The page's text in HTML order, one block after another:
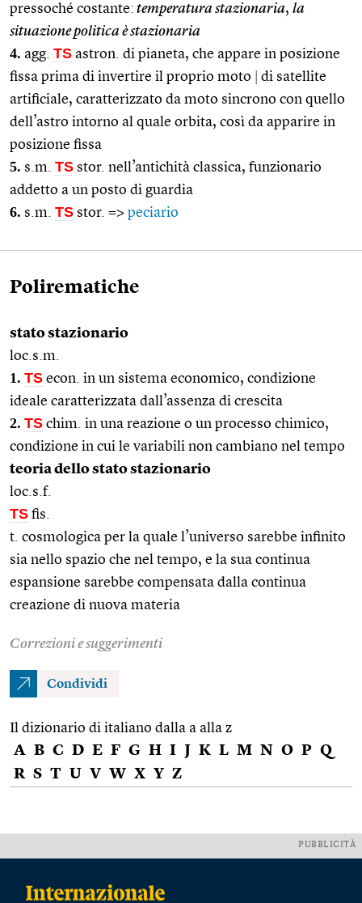
pressoché costante: temperatura stazionaria, la
situazione politica è stazionaria
4. agg. TS astron. di pianeta, che appare in posizione
fissa prima di invertire il proprio moto
di satellite
artificiale, caratterizzato da moto sincrono con quello
dell’astro intorno al quale orbita, così da apparire in
posizione fissa
5. s.m. TS stor. nell’antichità classica, funzionario
addetto a un posto di guardia
6. s.m. TS stor. => peciario
Polirematiche
stato stazionario
loc.s.m.
1. TS econ. in un sistema economico, condizione
ideale caratterizzata dall’assenza di crescita
2. TS chim. in una reazione o un processo chimico,
condizione in cui le variabili non cambiano nel tempo
teoria dello stato stazionario
loc.s.f.
TS fis.
t. cosmologica per la quale l’universo sarebbe infinito
sia nello spazio che nel tempo, e la sua continua
espansione sarebbe compensata dalla continua
creazione di nuova materia
Correzioni e suggerimenti
Condividi
Il dizionario di italiano dalla a alla z
A B C D E F G H I J K L M N O P Q
R S T U V W X Y Z
PUBBLICITÀ